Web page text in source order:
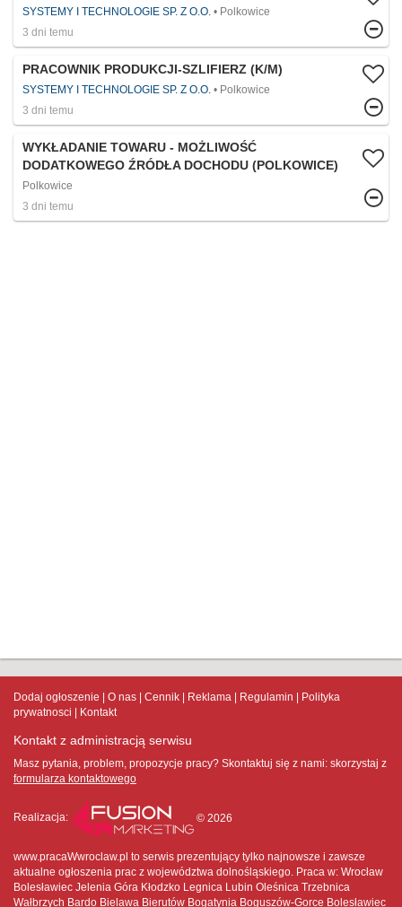
SYSTEMY I TECHNOLOGIE SP. Z O.O.
Polkowice
3 dni temu
PRACOWNIK PRODUKCJI-SZLIFIERZ (K/M)
SYSTEMY I TECHNOLOGIE SP. Z O.O.
Polkowice
3 dni temu
WYKŁADANIE TOWARU - MOŻLIWOŚĆ
DODATKOWEGO ŹRÓDŁA DOCHODU (POLKOWICE)
Polkowice
3 dni temu
Dodaj ogłoszenie O nas Cennik Reklama Regulamin
Polityka
prywatnosci
Kontakt
Kontakt z administracją serwisu
Masz pytania, problem, propozycje pracy? Skontaktuj się z nami: skorzystaj z
formularza kontaktowego
Realizacja: © 2026
www.pracaWwroclaw.pl to serwis prezentujący tylko najnowsze i zawsze
aktualne ogłoszenia prac z województwa dolnośląskiego. Praca w: Wrocław
Bolesławiec Jelenia Góra Kłodzko Legnica Lubin Oleśnica Trzebnica
Wałbrzych Bardo Bielawa Bierutów Bogatynia Boguszów-Gorce Bolesławiec